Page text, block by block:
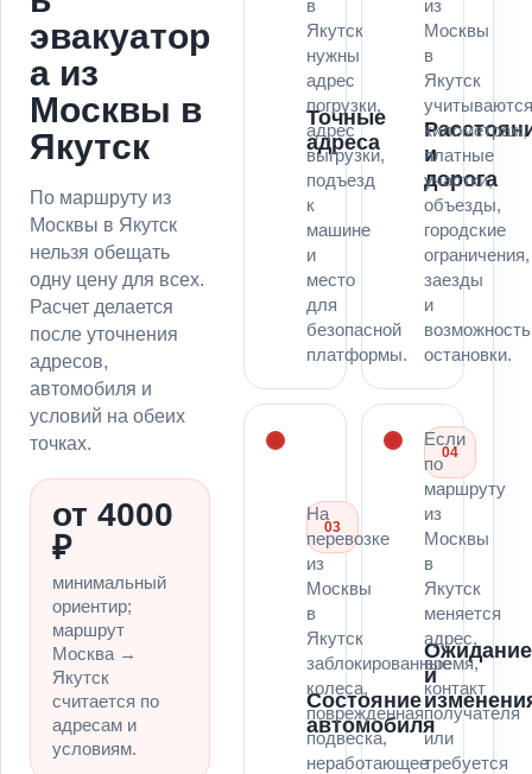
эвакуатор
а из
Москвы в
Якутск
По маршруту из
Москвы в Якутск
нельзя обещать
одну цену для всех.
Расчет делается
после уточнения
адресов,
автомобиля и
условий на обеих
точках.
от 4000
₽
минимальный
ориентир;
маршрут
Москва →
Якутск
считается по
адресам и
условиям.
Точные
адреса
в
Якутск
нужны
адрес
погрузки,
адрес
выгрузки,
подъезд
к
машине
и
место
для
безопасной
платформы.
и
дорога
из
Москвы
в
Якутск
километраж,
платные
участки,
объезды,
городские
ограничения,
заезды
и
возможность
остановки.
03
Состояние
автомобиля
На
перевозке
из
Москвы
в
Якутск
заблокированные
колеса,
поврежденная
подвеска,
неработающее
04
Ожидание
и
Если
по
маршруту
из
Москвы
в
Якутск
меняется
адрес,
время,
контакт
получателя
или
требуется